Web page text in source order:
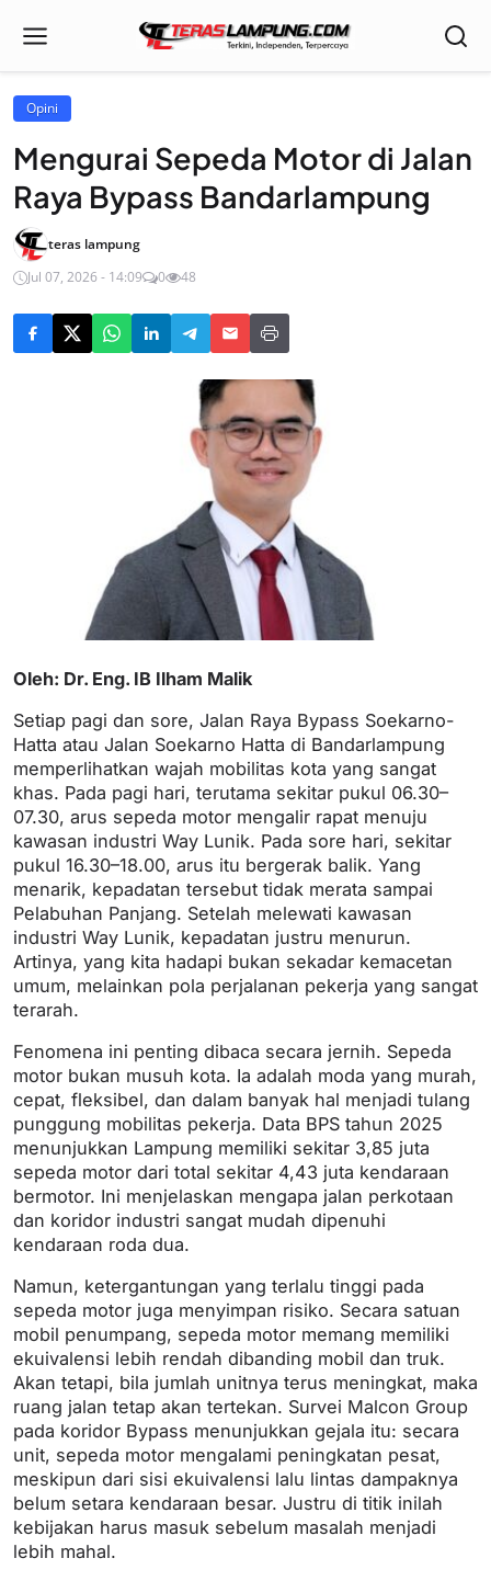
Opini
Mengurai Sepeda Motor di Jalan
Raya Bypass Bandarlampung
teras lampung
Jul 07, 2026 - 14:09
0 48
Oleh: Dr. Eng. IB Ilham Malik
Setiap pagi dan sore, Jalan Raya Bypass Soekarno-
Hatta atau Jalan Soekarno Hatta di Bandarlampung
memperlihatkan wajah mobilitas kota yang sangat
khas. Pada pagi hari, terutama sekitar pukul 06.30–
07.30, arus sepeda motor mengalir rapat menuju
kawasan industri Way Lunik. Pada sore hari, sekitar
pukul 16.30–18.00, arus itu bergerak balik. Yang
menarik, kepadatan tersebut tidak merata sampai
Pelabuhan Panjang. Setelah melewati kawasan
industri Way Lunik, kepadatan justru menurun.
Artinya, yang kita hadapi bukan sekadar kemacetan
umum, melainkan pola perjalanan pekerja yang sangat
terarah.
Fenomena ini penting dibaca secara jernih. Sepeda
motor bukan musuh kota. Ia adalah moda yang murah,
cepat, fleksibel, dan dalam banyak hal menjadi tulang
punggung mobilitas pekerja. Data BPS tahun 2025
menunjukkan Lampung memiliki sekitar 3,85 juta
sepeda motor dari total sekitar 4,43 juta kendaraan
bermotor. Ini menjelaskan mengapa jalan perkotaan
dan koridor industri sangat mudah dipenuhi
kendaraan roda dua.
Namun, ketergantungan yang terlalu tinggi pada
sepeda motor juga menyimpan risiko. Secara satuan
mobil penumpang, sepeda motor memang memiliki
ekuivalensi lebih rendah dibanding mobil dan truk.
Akan tetapi, bila jumlah unitnya terus meningkat, maka
ruang jalan tetap akan tertekan. Survei Malcon Group
pada koridor Bypass menunjukkan gejala itu: secara
unit, sepeda motor mengalami peningkatan pesat,
meskipun dari sisi ekuivalensi lalu lintas dampaknya
belum setara kendaraan besar. Justru di titik inilah
kebijakan harus masuk sebelum masalah menjadi
lebih mahal.